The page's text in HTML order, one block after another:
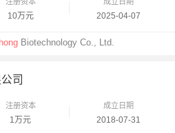
10万元 2025-04-07
Biotechnology Co., Ltd.
司
注册资本
1万元
成立日期
2018-07-31